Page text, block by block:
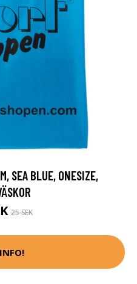
SEA BLUE, ONESIZE,
25 SEK